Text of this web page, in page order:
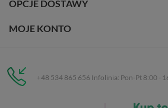
OPCJE DOSTAWY
MOJE KONTO
+48 534 865 656 Infolinia: Pon-Pt 8:00 -